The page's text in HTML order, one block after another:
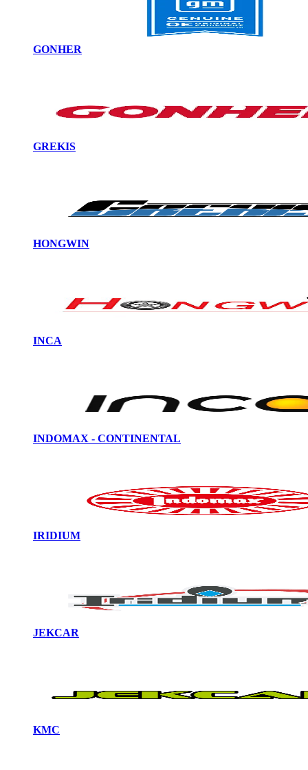
GONHER
GREKIS
HONGWIN
INCA
INDOMAX - CONTINENTAL
IRIDIUM
JEKCAR
KMC